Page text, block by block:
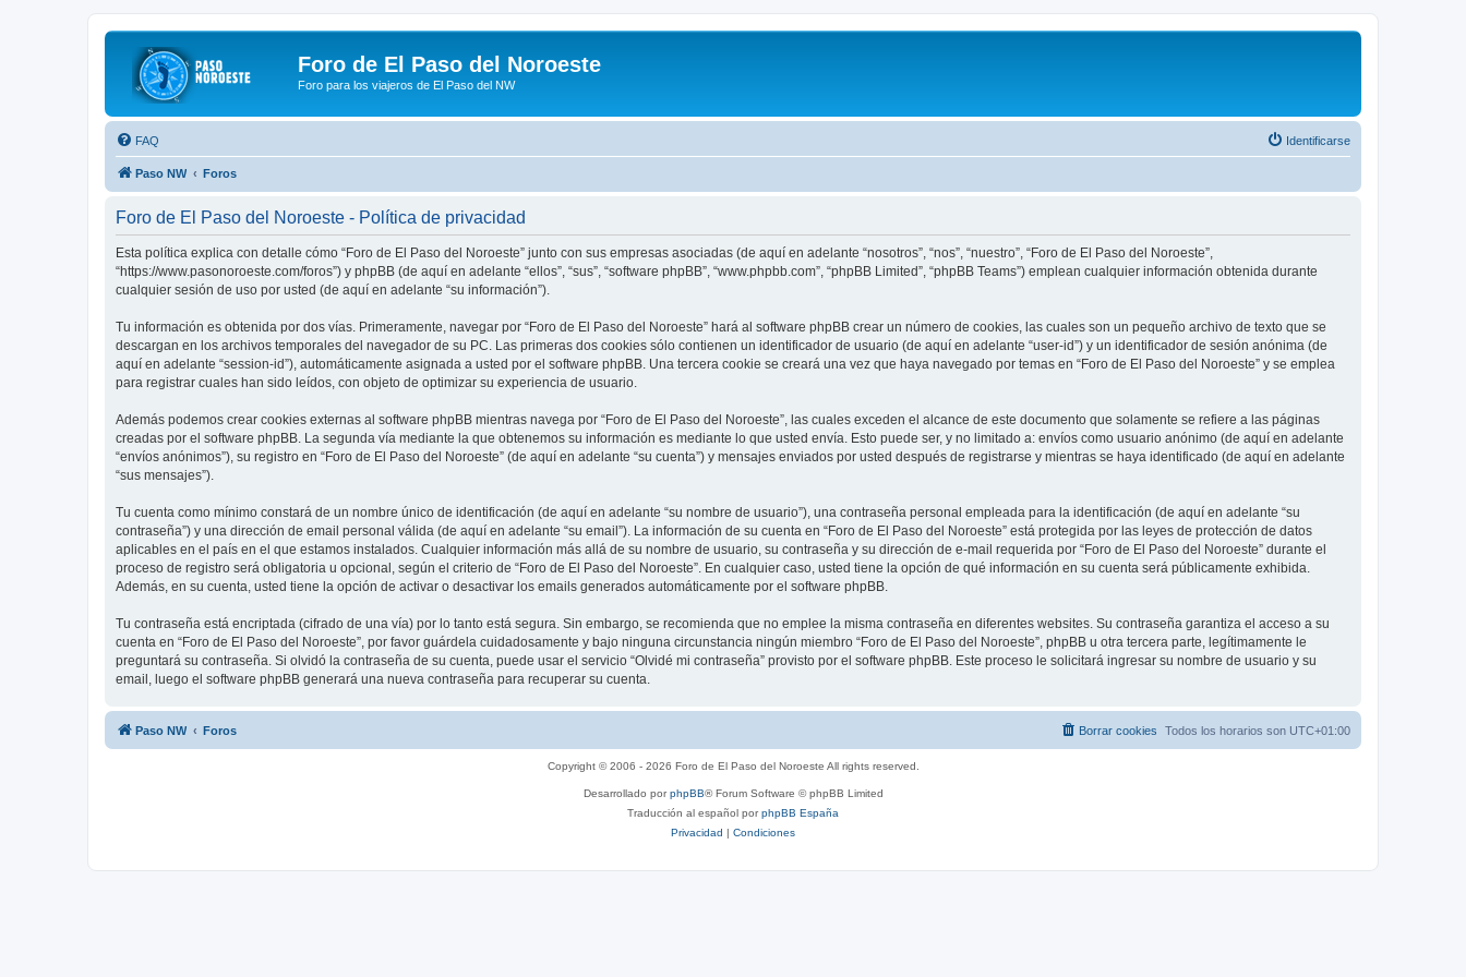
Foro de El Paso del Noroeste
Foro para los viajeros de El Paso del NW
FAQ Identificarse
Paso NW Foros
Foro de El Paso del Noroeste - Política de privacidad
Esta política explica con detalle cómo “Foro de El Paso del Noroeste” junto con sus empresas asociadas (de aquí en adelante “nosotros”, “nos”, “nuestro”, “Foro de El Paso del Noroeste”,
“https://www.pasonoroeste.com/foros”) y phpBB (de aquí en adelante “ellos”, “sus”, “software phpBB”, “www.phpbb.com”, “phpBB Limited”, “phpBB Teams”) emplean cualquier información obtenida durante
cualquier sesión de uso por usted (de aquí en adelante “su información”).
Tu información es obtenida por dos vías. Primeramente, navegar por “Foro de El Paso del Noroeste” hará al software phpBB crear un número de cookies, las cuales son un pequeño archivo de texto que se
descargan en los archivos temporales del navegador de su PC. Las primeras dos cookies sólo contienen un identificador de usuario (de aquí en adelante “user-id”) y un identificador de sesión anónima (de
aquí en adelante “session-id”), automáticamente asignada a usted por el software phpBB. Una tercera cookie se creará una vez que haya navegado por temas en “Foro de El Paso del Noroeste” y se emplea
para registrar cuales han sido leídos, con objeto de optimizar su experiencia de usuario.
Además podemos crear cookies externas al software phpBB mientras navega por “Foro de El Paso del Noroeste”, las cuales exceden el alcance de este documento que solamente se refiere a las páginas
creadas por el software phpBB. La segunda vía mediante la que obtenemos su información es mediante lo que usted envía. Esto puede ser, y no limitado a: envíos como usuario anónimo (de aquí en adelante
“envíos anónimos”), su registro en “Foro de El Paso del Noroeste” (de aquí en adelante “su cuenta”) y mensajes enviados por usted después de registrarse y mientras se haya identificado (de aquí en adelante
“sus mensajes”).
Tu cuenta como mínimo constará de un nombre único de identificación (de aquí en adelante “su nombre de usuario”), una contraseña personal empleada para la identificación (de aquí en adelante “su
contraseña”) y una dirección de email personal válida (de aquí en adelante “su email”). La información de su cuenta en “Foro de El Paso del Noroeste” está protegida por las leyes de protección de datos
aplicables en el país en el que estamos instalados. Cualquier información más allá de su nombre de usuario, su contraseña y su dirección de e-mail requerida por “Foro de El Paso del Noroeste” durante el
proceso de registro será obligatoria u opcional, según el criterio de “Foro de El Paso del Noroeste”. En cualquier caso, usted tiene la opción de qué información en su cuenta será públicamente exhibida.
Además, en su cuenta, usted tiene la opción de activar o desactivar los emails generados automáticamente por el software phpBB.
Tu contraseña está encriptada (cifrado de una vía) por lo tanto está segura. Sin embargo, se recomienda que no emplee la misma contraseña en diferentes websites. Su contraseña garantiza el acceso a su
cuenta en “Foro de El Paso del Noroeste”, por favor guárdela cuidadosamente y bajo ninguna circunstancia ningún miembro “Foro de El Paso del Noroeste”, phpBB u otra tercera parte, legítimamente le
preguntará su contraseña. Si olvidó la contraseña de su cuenta, puede usar el servicio “Olvidé mi contraseña” provisto por el software phpBB. Este proceso le solicitará ingresar su nombre de usuario y su
email, luego el software phpBB generará una nueva contraseña para recuperar su cuenta.
Paso NW Foros Todos los horarios son UTC+01:00
Borrar cookies
Copyright © 2006 - 2026 Foro de El Paso del Noroeste All rights reserved.
Desarrollado porphpBB® Forum Software © phpBB Limited
Traducción al español porphpBB España
Privacidad | Condiciones